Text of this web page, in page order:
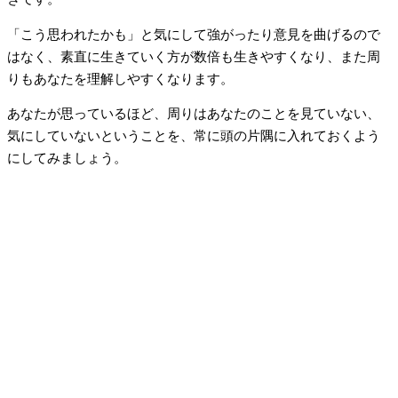
「こう思われたかも」と気にして強がったり意見を曲げるので
はなく、素直に生きていく方が数倍も生きやすくなり、また周
りもあなたを理解しやすくなります。
あなたが思っているほど、周りはあなたのことを見ていない、
気にしていないということを、常に頭の片隅に入れておくよう
にしてみましょう。